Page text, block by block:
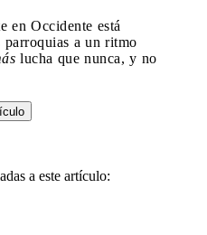
en Occidente está
parroquias a un ritmo
lucha que nunca, y no
a este artículo: